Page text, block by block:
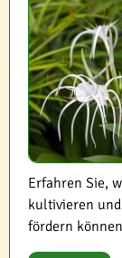
Erfahren Sie,
kultivieren
fördern